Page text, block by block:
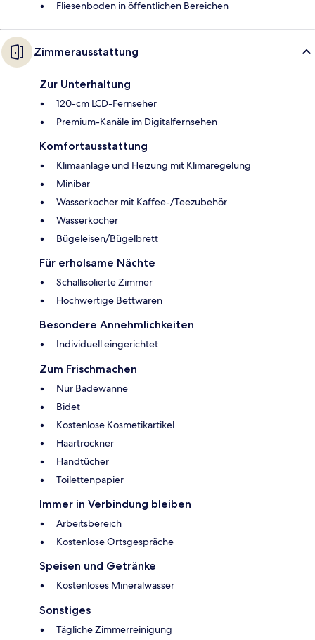
Fliesenboden in öffentlichen Bereichen
Zimmerausstattung
Zur Unterhaltung
120-cm LCD-Fernseher
Premium-Kanäle im Digitalfernsehen
Komfortausstattung
Klimaanlage und Heizung mit Klimaregelung
Minibar
Wasserkocher mit Kaffee-/Teezubehör
Wasserkocher
Bügeleisen/Bügelbrett
Für erholsame Nächte
Schallisolierte Zimmer
Hochwertige Bettwaren
Besondere Annehmlichkeiten
Individuell eingerichtet
Zum Frischmachen
Nur Badewanne
Bidet
Kostenlose Kosmetikartikel
Haartrockner
Handtücher
Toilettenpapier
Immer in Verbindung bleiben
Arbeitsbereich
Kostenlose Ortsgespräche
Speisen und Getränke
Kostenloses Mineralwasser
Sonstiges
Tägliche Zimmerreinigung